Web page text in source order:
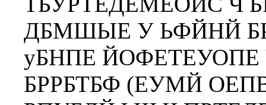
ДБМШЫЕ У ЬФЙНЙ
уБНПЕ
БРРБТБФ (ЕУМЙ